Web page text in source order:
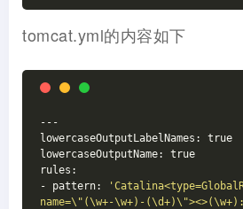
tomcat.yml的内容如下
---
lowercaseOutputLabelNames: true
lowercaseOutputName: true
rules:
- pattern:
name=\"(\w+-\w+)-